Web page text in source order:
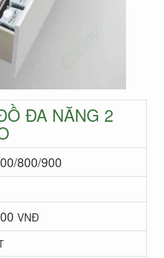
ĐA NĂNG 2
800/900
VNĐ